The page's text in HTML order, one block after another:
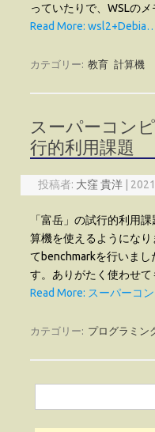
っていたりで、WSLの
Read More:
カテゴリー: 教育 計算機
スーパーコン
行的利用課題
投稿者: 大窪 貴洋
「富岳」の試行的利用
算機を使えるようにな
てbenchmarkを行いま
す。ありがたく使わせ
Read More: スーパーコ
カテゴリー: プログラミン
索: